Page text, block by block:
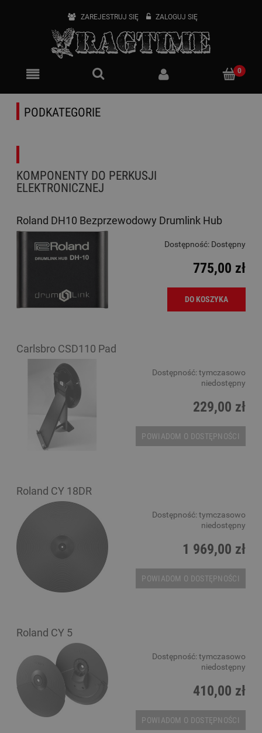
ZAREJESTRUJ SIĘ ZALOGUJ SIĘ
PODKATEGORIE
KOMPONENTY DO PERKUSJI
ELEKTRONICZNEJ
Roland DH10 Bezprzewodowy Drumlink Hub
Dostępność: Dostępny
775,00 zł
DO KOSZYKA
Carlsbro CSD110 Pad
Dostępność: tymczasowo
niedostępny
229,00 zł
POWIADOM O DOSTĘPNOŚCI
Roland CY 18DR
Dostępność: tymczasowo
niedostępny
1 969,00 zł
POWIADOM O DOSTĘPNOŚCI
Roland CY 5
Dostępność: tymczasowo
niedostępny
410,00 zł
POWIADOM O DOSTĘPNOŚCI